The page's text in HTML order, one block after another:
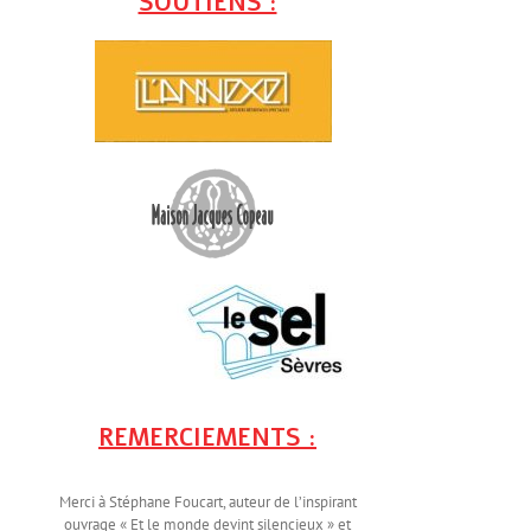
REMERCIEMENTS :
Merci à Stéphane Foucart, auteur de l’inspirant
ouvrage « Et le monde devint silencieux » et